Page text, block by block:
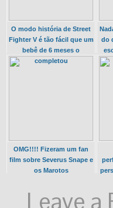
O modo história de Street
Fighter V é tão fácil que um
bebê de 6 meses o
completou
do
OMG!!!! Fizeram um fan
film sobre Severus Snape e
os Marotos
Leave a